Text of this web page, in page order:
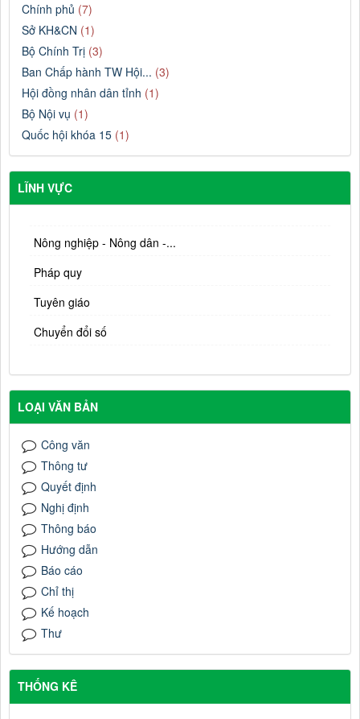
Chính phủ (7)
Sở KH&CN (1)
Bộ Chính Trị (3)
Ban Chấp hành TW Hội... (3)
Hội đồng nhân dân tỉnh (1)
Bộ Nội vụ (1)
Quốc hội khóa 15 (1)
LĨNH VỰC
Nông nghiệp - Nông dân -...
Pháp quy
Tuyên giáo
Chuyển đổi số
LOẠI VĂN BẢN
Công văn
Thông tư
Quyết định
Nghị định
Thông báo
Hướng dẫn
Báo cáo
Chỉ thị
Kế hoạch
Thư
THỐNG KÊ